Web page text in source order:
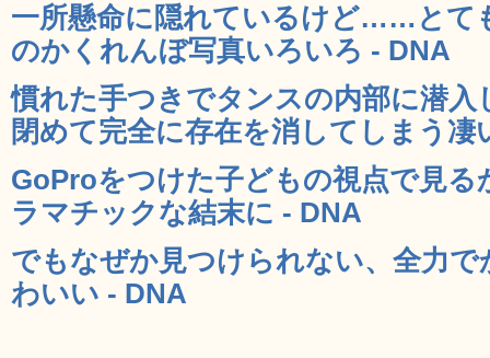
一所懸命に隠れているけど……とて
のかくれんぼ写真いろいろ - DNA
慣れた手つきでタンスの内部に潜入
閉めて完全に存在を消してしまう凄
GoProをつけた子どもの視点で見
ラマチックな結末に - DNA
でもなぜか見つけられない、全力
わいい - DNA